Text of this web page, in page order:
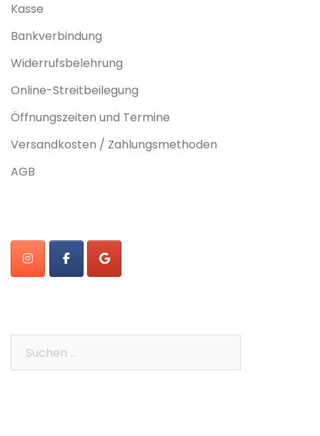
Kasse
Bankverbindung
Widerrufsbelehrung
Online-Streitbeilegung
Öffnungszeiten und Termine
Versandkosten / Zahlungsmethoden
AGB